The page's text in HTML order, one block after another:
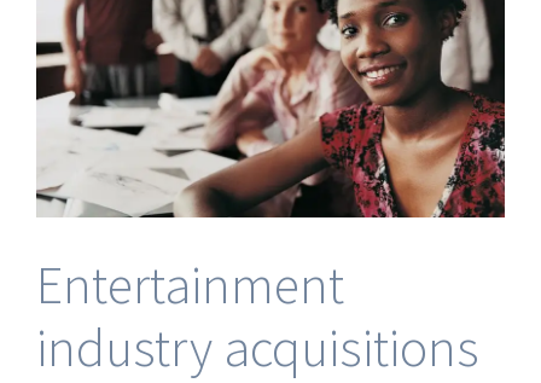
Entertainment
industry acquisitions